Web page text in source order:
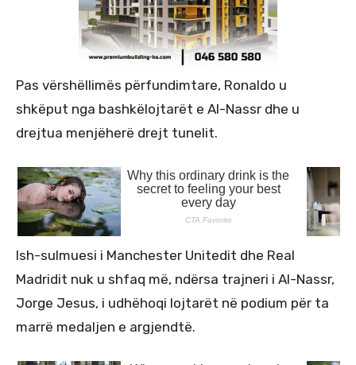
Pas vërshëllimës përfundimtare, Ronaldo u
shkëput nga bashkëlojtarët e Al-Nassr dhe u
drejtua menjëherë drejt tunelit.
Ish-sulmuesi i Manchester Unitedit dhe Real
Madridit nuk u shfaq më, ndërsa trajneri i Al-Nassr,
Jorge Jesus, i udhëhoqi lojtarët në podium për ta
marrë medaljen e argjendtë.